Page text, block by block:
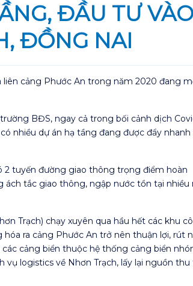
ĐẦU TƯ VÀO
ĐỒNG NAI
cảng Phước An trong năm 2020 đang
BĐS, ngay cả trong bối cảnh dịch
nhiều dự án hạ tầng đang được đẩy nhanh
2 tuyến đường giao thông trọng điểm hoàn
ách tắc giao thông, ngập nước tồn tại nhiều
Trạch) chạy xuyên qua hầu hết các khu
ra cảng Phước An trở nên thuận lợi, rút
cảng biển thuộc hệ thống cảng biển
logistics về Nhơn Trạch, lấy lại nguồn thu